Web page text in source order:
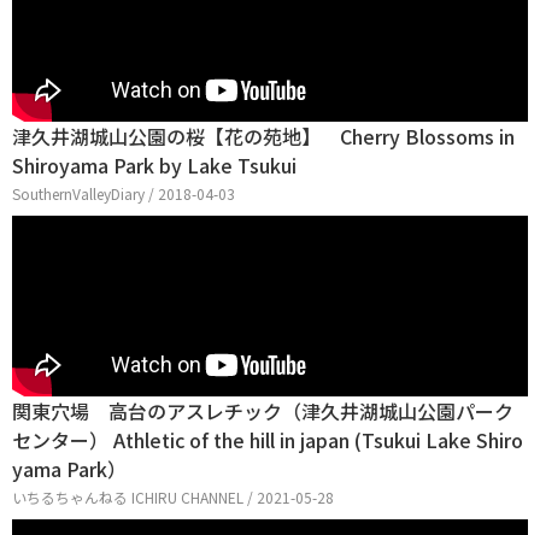
津久井湖城山公園の桜【花の苑地】 Cherry Blossoms in
Shiroyama Park by Lake Tsukui
SouthernValleyDiary / 2018-04-03
関東穴場 高台のアスレチック（津久井湖城山公園パーク
センター） Athletic of the hill in japan (Tsukui Lake Shiro
yama Park）
いちるちゃんねる ICHIRU CHANNEL / 2021-05-28